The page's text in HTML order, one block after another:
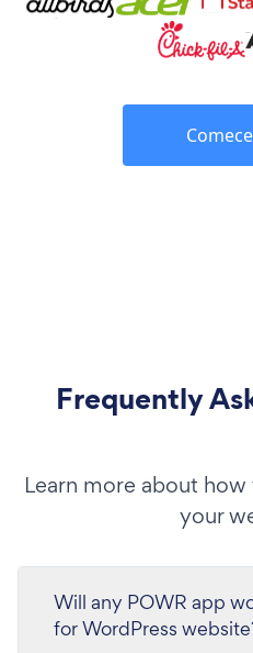
Frequently
Learn more about
your
Will any POWR app
for WordPress